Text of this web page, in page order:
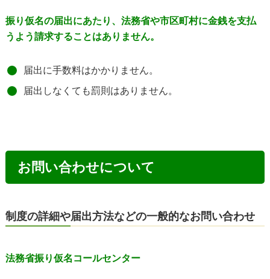
振り仮名の届出にあたり、法務省や市区町村に金銭を支払
うよう請求することはありません。
届出に手数料はかかりません。
届出しなくても罰則はありません。
お問い合わせについて
制度の詳細や届出方法などの一般的なお問い合わせ
法務省振り仮名コールセンター